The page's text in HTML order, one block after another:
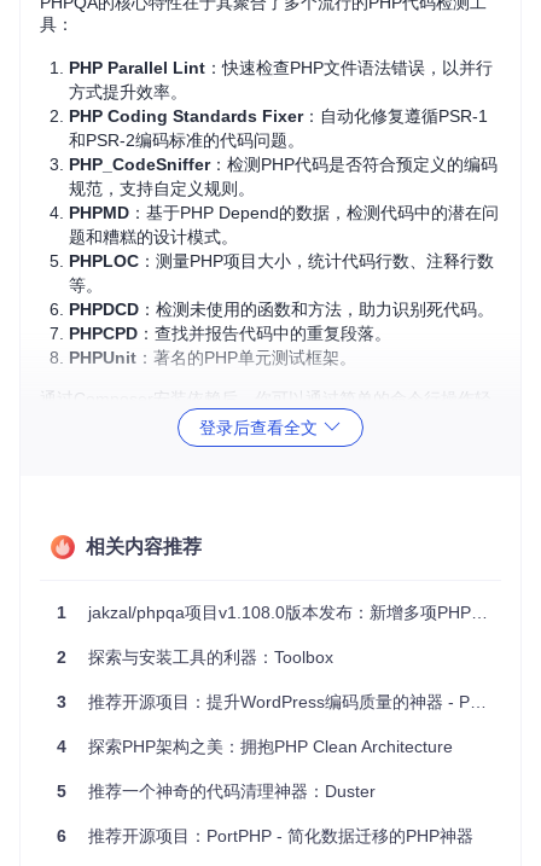
具：
PHP Parallel Lint ：快速检查PHP文件语法错误，以并行
方式提升效率。
PHP Coding Standards Fixer：自动化修复遵循PSR-1
和PSR-2编码标准的代码问题。
PHP_CodeSniffer：检测PHP代码是否符合预定义的编码
规范，支持自定义规则。
PHPMD ：基于PHP Depend的数据，检测代码中的潜在问
题和糟糕的设计模式。
PHPLOC ：测量PHP项目大小，统计代码行数、注释行数
等。
PHPDCD ：检测未使用的函数和方法，助力识别死代码。
PHPCPD ：查找并报告代码中的重复段落。
PHPUnit ：著名的PHP单元测试框架。
通过Composer安装依赖后，你可以通过简单的命令行操作轻
在提交代码前，使用phpqa analyze --git
子，确保新增的代码符合团队的编码规范，无语法错误和潜在
件，可以定制化你的代码检查规则。
项目特点
易用性：PHPQA提供了一致化的命令行接口，无需记忆各
可配置性 ：允许通过phpqa.yml 或phpqa.yml.dist
进行配置，覆盖默认设置，满足不同项目需求。
灵活性
：可以选择仅针对新增的git索引文件进行检查，适
应不同的工作流。
登录后查看全文
相关内容推荐
1 jakzal/phpqa项目v1.108.0版本发布：新增多项PHP开发工具支持
2 探索与安装工具的利器：Toolbox
3 推荐开源项目：提升WordPress编码质量的神器 - PHP CodeSniffer + VS Code集成方案
4 探索PHP架构之美：拥抱PHP Clean Architecture
5 推荐一个神奇的代码清理神器：Duster
6 推荐开源项目：PortPHP - 简化数据迁移的PHP神器